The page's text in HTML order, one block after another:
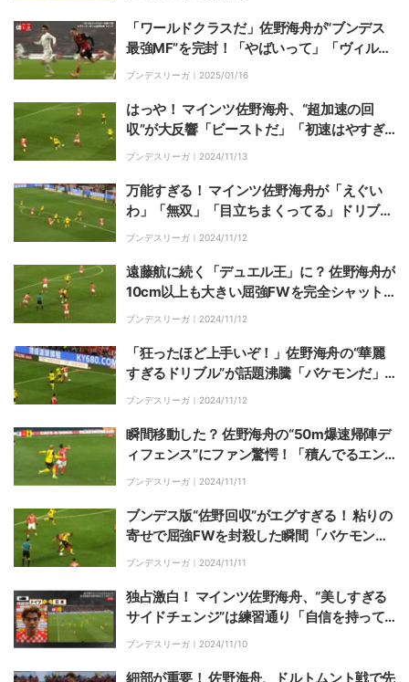
「ワールドクラスだ」佐野海舟が“ブンデス
最強MF”を完封！「やばいって」「ヴィルツ
を抑えた」デュエル王対決を制した瞬間
ブンデスリーガ｜ 2025/01/16
はっや！ マインツ佐野海舟、“超加速の回
収”が大反響「ビーストだ」「初速はやすぎ
る」ドルトムント10番を完封した瞬間
ブンデスリーガ｜ 2024/11/13
万能すぎる！ マインツ佐野海舟が「えぐい
わ」「無双」「目立ちまくってる」ドリブル
＆パスでドルトムント守備陣を翻弄→決定機
ブンデスリーガ｜ 2024/11/12
遠藤航に続く「デュエル王」に？ 佐野海舟が
10cm以上も大きい屈強FWを完全シャット
アウト→ブンデスリーガで対人勝利数が上位
ブンデスリーガ｜ 2024/11/12
「狂ったほど上手いぞ！」佐野海舟の“華麗
すぎるドリブル”が話題沸騰「バケモンだ」
「ボールタッチが細かい」ドルトムントを手
ブンデスリーガ｜ 2024/11/12
瞬間移動した？ 佐野海舟の“50m爆速帰陣デ
ィフェンス”にファン驚愕！「積んでるエン
ジンが違うわ」「無双だ」ドルトムント10番
ブンデスリーガ｜ 2024/11/11
ブンデス版“佐野回収”がエグすぎる！ 粘りの
寄せで屈強FWを封殺した瞬間「バケモン
だ」「すげえな」移籍１年目でデュエル王も
ブンデスリーガ｜ 2024/11/11
独占激白！ マインツ佐野海舟、“美しすぎる
サイドチェンジ”は練習通り「自信を持って
蹴った」ドルトムント戦のゴール演出に手応
ブンデスリーガ｜ 2024/11/10
細部が重要！ 佐野海舟、ドルトムント戦で先